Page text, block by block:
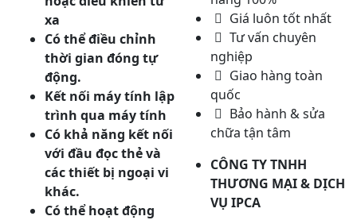
Giá luôn tốt nhất
Tư vấn chuyên
nghiệp
Giao hàng toàn
quốc
Bảo hành & sửa
chữa tận tâm
CÔNG TY TNHH
THƯƠNG MẠI & DỊCH
VỤ IPCA
xa
Có thể điều chỉnh
thời gian đóng tự
động.
Kết nối máy tính lập
trình qua máy tính
Có khả năng kết nối
với đầu đọc thẻ và
các thiết bị ngoại vi
khác.
Có thể hoạt động